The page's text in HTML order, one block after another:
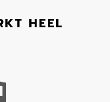
HEEL